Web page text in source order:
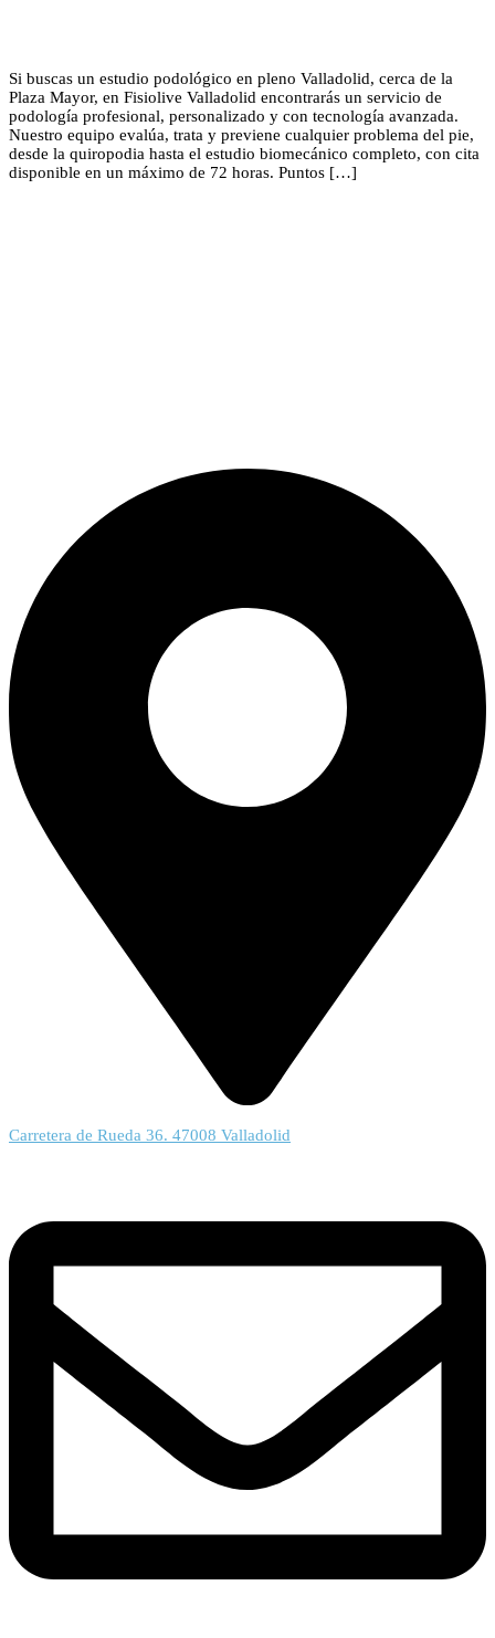
Si buscas un estudio podológico en pleno Valladolid, cerca de la
Plaza Mayor, en Fisiolive Valladolid encontrarás un servicio de
podología profesional, personalizado y con tecnología avanzada.
Nuestro equipo evalúa, trata y previene cualquier problema del pie,
desde la quiropodia hasta el estudio biomecánico completo, con cita
disponible en un máximo de 72 horas. Puntos […]
Carretera de Rueda 36. 47008 Valladolid